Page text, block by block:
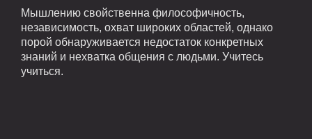
Мышлению свойственна философичность,
независимость, охват широких областей, однако
порой обнаруживается недостаток конкретных
знаний и нехватка общения с людьми. Учитесь
учиться.